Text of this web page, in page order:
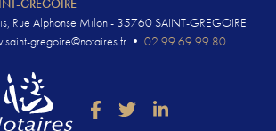
GREGOIRE
Rue Alphonse Milon - 35760 SAINT-GREGOIRE
gregoire@notaires.fr• 02 99 69 99 80